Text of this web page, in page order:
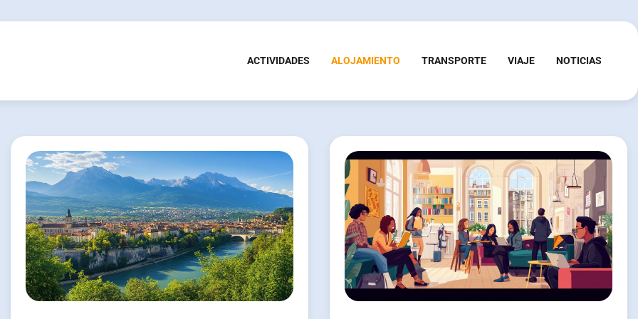
ACTIVIDADES ALOJAMIENTO TRANSPORTE VIAJE NOTICIAS